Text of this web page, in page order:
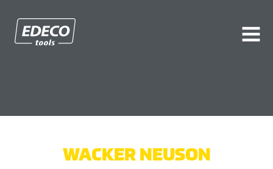
Edeco.fi
WACKER NEUSON